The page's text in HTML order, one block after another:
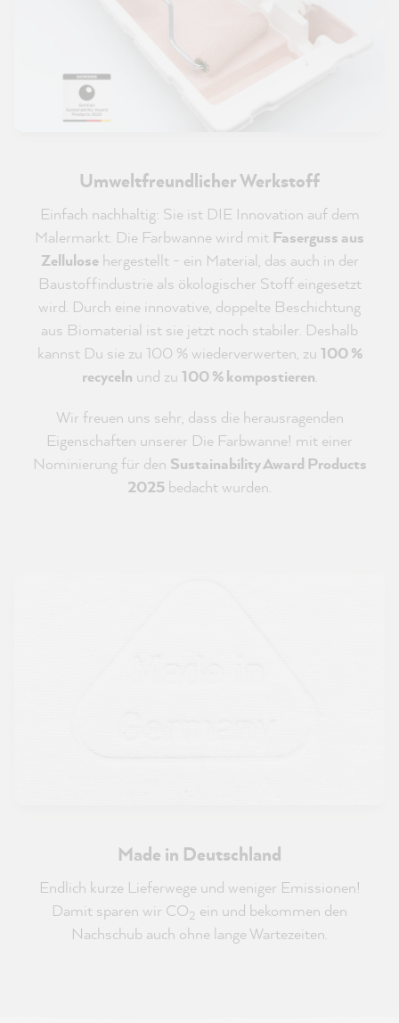
Umweltfreundlicher Werkstoff
Einfach nachhaltig: Sie ist DIE Innovation auf dem
Malermarkt. Die Farbwanne wird mit Faserguss aus
Zellulosehergestellt - ein Material, das auch in der
Baustoffindustrie als ökologischer Stoff eingesetzt
wird. Durch eine innovative, doppelte Beschichtung
aus Biomaterial ist sie jetzt noch stabiler. Deshalb
kannst Du sie zu 100 % wiederverwerten, zu 100 %
recyceln und zu 100 % kompostieren.
Wir freuen uns sehr, dass die herausragenden
Eigenschaften unserer Die Farbwanne! mit einer
Nominierung für den Sustainability Award Products
2025 bedacht wurden.
Made in Deutschland
Endlich kurze Lieferwege und weniger Emissionen!
Damit sparen wir CO2 ein und bekommen den
Nachschub auch ohne lange Wartezeiten.